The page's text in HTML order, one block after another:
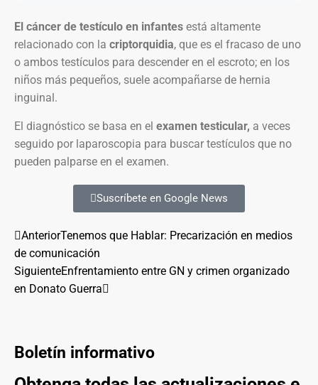
El cáncer de testículo en infantes está altamente
relacionado con la criptorquidia, que es el fracaso de uno
o ambos testículos para descender en el escroto; en los
niños más pequeños, suele acompañarse de hernia
inguinal.
El diagnóstico se basa en el examen testicular, a veces
seguido por laparoscopia para buscar testículos que no
pueden palparse en el examen.
Suscríbete en Google News
AnteriorTenemos que Hablar: Precarización en medios
de comunicación
SiguienteEnfrentamiento entre GN y crimen organizado
en Donato Guerra
Boletín informativo